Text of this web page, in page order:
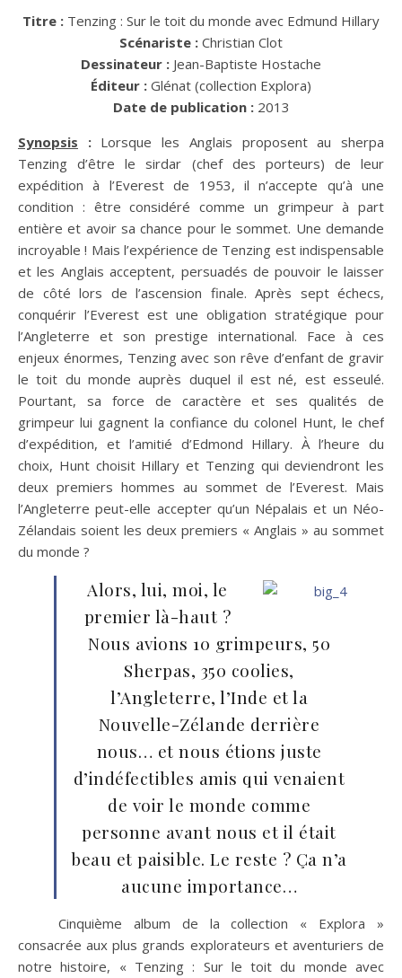
Titre : Tenzing : Sur le toit du monde avec Edmund Hillary
Scénariste : Christian Clot
Dessinateur : Jean-Baptiste Hostache
Éditeur : Glénat (collection Explora)
Date de publication : 2013
Synopsis : Lorsque les Anglais proposent au sherpa
Tenzing d’être le sirdar (chef des porteurs) de leur
expédition à l’Everest de 1953, il n’accepte qu’à une
condition : être considéré comme un grimpeur à part
entière et avoir sa chance pour le sommet. Une demande
incroyable ! Mais l’expérience de Tenzing est indispensable
et les Anglais acceptent, persuadés de pouvoir le laisser
de côté lors de l’ascension finale. Après sept échecs,
conquérir l’Everest est une obligation stratégique pour
l’Angleterre et son prestige international. Face à ces
enjeux énormes, Tenzing avec son rêve d’enfant de gravir
le toit du monde auprès duquel il est né, est esseulé.
Pourtant, sa force de caractère et ses qualités de
grimpeur lui gagnent la confiance du colonel Hunt, le chef
d’expédition, et l’amitié d’Edmond Hillary. À l’heure du
choix, Hunt choisit Hillary et Tenzing qui deviendront les
deux premiers hommes au sommet de l’Everest. Mais
l’Angleterre peut-elle accepter qu’un Népalais et un Néo-
Zélandais soient les deux premiers « Anglais » au sommet
du monde ?
Alors, lui, moi, le
premier là-haut ?
Nous avions 10 grimpeurs, 50
Sherpas, 350 coolies,
l’Angleterre, l’Inde et la
Nouvelle-Zélande derrière
nous… et nous étions juste
d’indéfectibles amis qui venaient
de voir le monde comme
personne avant nous et il était
beau et paisible. Le reste ? Ça n’a
aucune importance…
Cinquième album de la collection « Explora »
consacrée aux plus grands explorateurs et aventuriers de
notre histoire, « Tenzing : Sur le toit du monde avec